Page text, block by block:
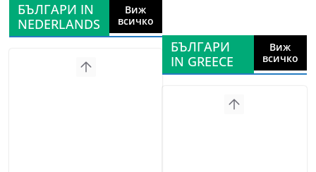
БЪЛГАРИ IN
NEDERLANDS
Виж
всичко
БЪЛГАРИ
IN GREECE
Виж
всичко